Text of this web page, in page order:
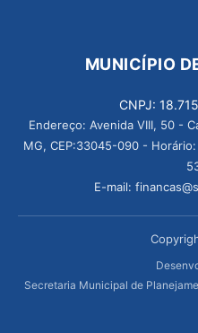
MUNICÍPIO
CNPJ:
Endereço: Avenida VIII, 50 -
MG, CEP:33045-090 -
E-mail:
Secretaria Municipal de